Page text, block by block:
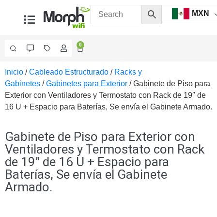
MXN
0
Videovigilancia
Accesorios
Generales
Accesorios
Fibra
Accesorios
para
Computadora
y
Smartphones Cajas
de
Inicio /Cableado Estructurado / Racks y
Gabinetes /Gabinetes para Exterior / Gabinete de Piso para
Exterior con Ventiladores y Termostato con Rack de 19″ de
16 U + Espacio para Baterías, Se envía el Gabinete Armado.
Gabinete de Piso para Exterior con
Ventiladores y Termostato con Rack
de 19″ de 16 U + Espacio para
Baterías, Se envía el Gabinete
Armado.